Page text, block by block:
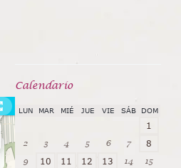
Calendarío
LUN MAR MIÉ JUE VIE SÁB DOM
1
2 3 4 5 6 7 8
9 10 11 12 13 14 15